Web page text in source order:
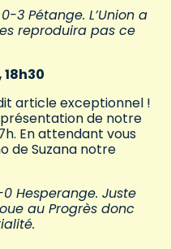
3 Pétange. L’Union a
reproduira pas ce
article exceptionnel !
de notre
En attendant vous
de Suzana notre
Hesperange. Juste
au Progrès donc